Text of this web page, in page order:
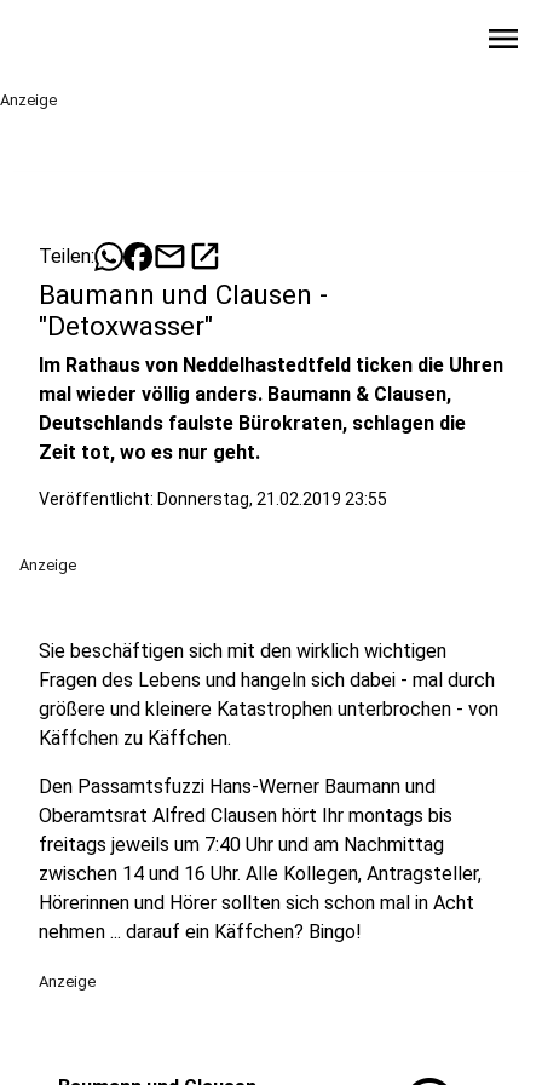
menu
Anzeige
Teilen: mailopen_in_new
Baumann und Clausen -
"Detoxwasser"
Im Rathaus von Neddelhastedtfeld ticken die Uhren
mal wieder völlig anders. Baumann & Clausen,
Deutschlands faulste Bürokraten, schlagen die
Zeit tot, wo es nur geht.
Veröffentlicht: Donnerstag, 21.02.2019 23:55
Anzeige
Sie beschäftigen sich mit den wirklich wichtigen
Fragen des Lebens und hangeln sich dabei - mal durch
größere und kleinere Katastrophen unterbrochen - von
Käffchen zu Käffchen.
Den Passamtsfuzzi Hans-Werner Baumann und
Oberamtsrat Alfred Clausen hört Ihr montags bis
freitags jeweils um 7:40 Uhr und am Nachmittag
zwischen 14 und 16 Uhr. Alle Kollegen, Antragsteller,
Hörerinnen und Hörer sollten sich schon mal in Acht
nehmen ... darauf ein Käffchen? Bingo!
Anzeige